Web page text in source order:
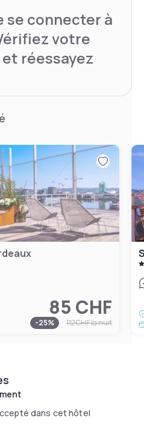
se connecter à
votre
réessayez
85 CHF
-25% 112 CHFla nuit
dans cet hôtel